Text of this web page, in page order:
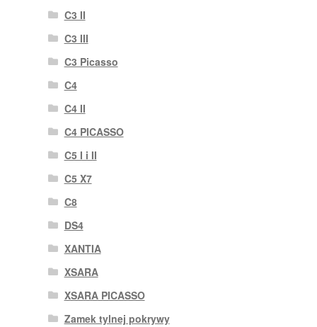
C3 II
C3 III
C3 Picasso
C4
C4 II
C4 PICASSO
C5 I i II
C5 X7
C8
DS4
XANTIA
XSARA
XSARA PICASSO
Zamek tylnej pokrywy